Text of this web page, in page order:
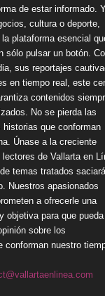
de estar informado.
cultura o deporte,
plataforma esencial
sólo pulsar un botón.
sus reportajes
en tiempo real, este
contenidos
No se pierda las
historias que conforman
Únase a la creciente
de Vallarta en
temas tratados
Nuestros apasionados
a ofrecerle una
objetiva para que pueda
sobre los
conforman nuestro